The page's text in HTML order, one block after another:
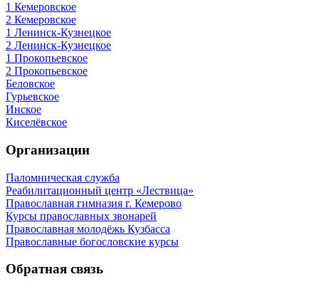
1 Кемеровское
2 Кемеровское
1 Ленинск-Кузнецкое
2 Ленинск-Кузнецкое
1 Прокопьевское
2 Прокопьевское
Беловское
Гурьевское
Инское
Киселёвское
Организации
Паломническая служба
Реабилитационный центр «Лествица»
Православная гимназия г. Кемерово
Курсы православных звонарей
Православная молодёжь Кузбасса
Православные богословские курсы
Обратная связь